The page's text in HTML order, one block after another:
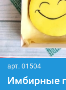
арт. 01504
Имбирные